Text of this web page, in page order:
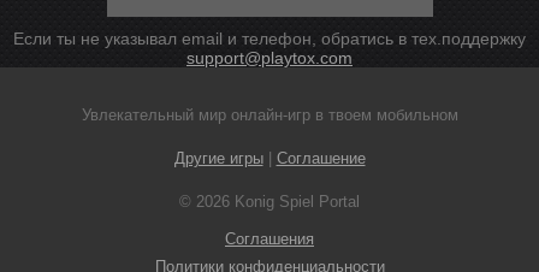
Если ты не указывал email и телефон, обратись в тех.поддержку
support@playtox.com
Увлекательный мир онлайн-игр в твоем мобильном
Другие игры| Соглашение
© 2026 Konig Spiel Portal
Соглашения
Политики конфиденциальности